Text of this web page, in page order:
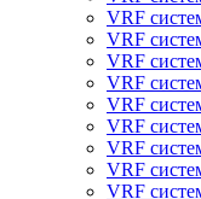
VRF
VRF
VRF
VRF
VRF
VRF
VRF
VRF
VRF